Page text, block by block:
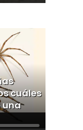
cuáles
una